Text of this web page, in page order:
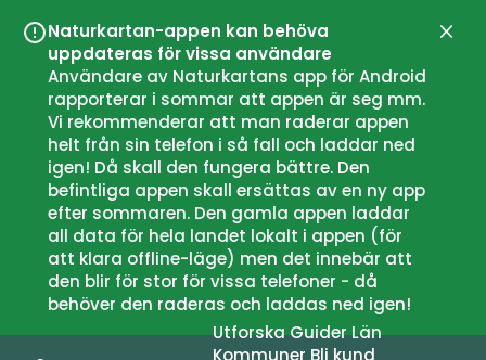
Naturkartan-appen kan behöva
uppdateras för vissa användare
Användare av Naturkartans app för Android
rapporterar i sommar att appen är seg mm.
Vi rekommenderar att man raderar appen
helt från sin telefon i så fall och laddar ned
igen! Då skall den fungera bättre. Den
befintliga appen skall ersättas av en ny app
efter sommaren. Den gamla appen laddar
all data för hela landet lokalt i appen (för
att klara offline-läge) men det innebär att
den blir för stor för vissa telefoner - då
behöver den raderas och laddas ned igen!
UtforskaGuiderLän
Kommuner Bli kund